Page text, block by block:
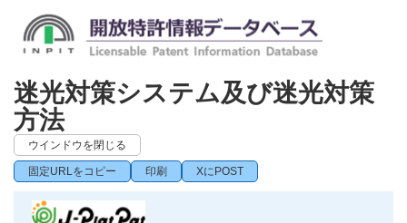
迷光対策システム及び迷光対策
方法
ウインドウを閉じる
固定URLをコピー 印刷 XにPOST